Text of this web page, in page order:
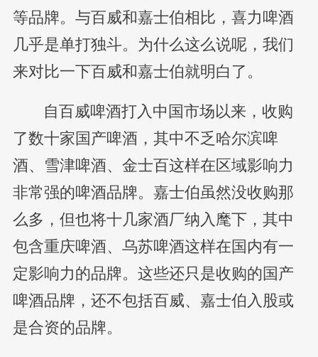
等品牌。与百威和嘉士伯相比，喜力啤酒
几乎是单打独斗。为什么这么说呢，我们
来对比一下百威和嘉士伯就明白了。
自百威啤酒打入中国市场以来，收购
了数十家国产啤酒，其中不乏哈尔滨啤
酒、雪津啤酒、金士百这样在区域影响力
非常强的啤酒品牌。嘉士伯虽然没收购那
么多，但也将十几家酒厂纳入麾下，其中
包含重庆啤酒、乌苏啤酒这样在国内有一
定影响力的品牌。这些还只是收购的国产
啤酒品牌，还不包括百威、嘉士伯入股或
是合资的品牌。